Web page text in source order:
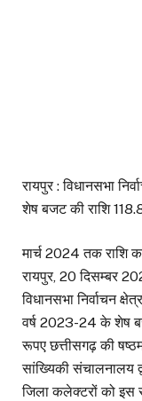
रायपुर : विधानसभा
शेष बजट की राशि
मार्च 2024 तक राशि
रायपुर, 20 दिसम्बर
विधानसभा निर्वाचन
वर्ष 2023-24 के शेष
रूपए छत्तीसगढ़ की
सांख्यिकी संचालनालय
जिला कलेक्टरों को इस